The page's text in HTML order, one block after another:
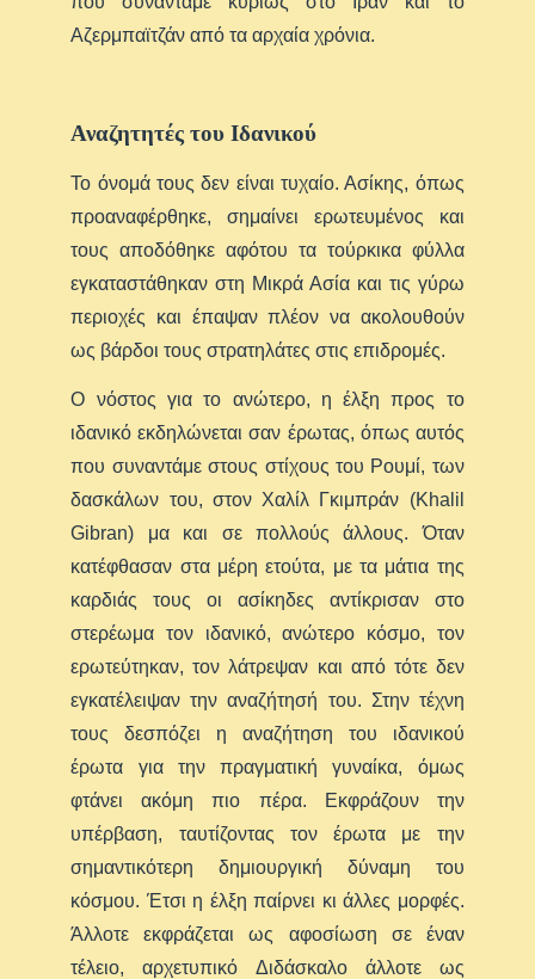
Αζερμπαϊτζάν από τα αρχαία χρόνια.
Αναζητητές του Ιδανικού
Το όνομά τους δεν είναι τυχαίο. Ασίκης, όπως
προαναφέρθηκε, σημαίνει ερωτευμένος και
τους αποδόθηκε αφότου τα τούρκικα φύλλα
εγκαταστάθηκαν στη Μικρά Ασία και τις γύρω
περιοχές και έπαψαν πλέον να ακολουθούν
ως βάρδοι τους στρατηλάτες στις επιδρομές.
O νόστος για το ανώτερο, η έλξη προς το
ιδανικό εκδηλώνεται σαν έρωτας, όπως αυτός
που συναντάμε στους στίχους του Ρουμί, των
δασκάλων του, στον Χαλίλ Γκιμπράν (Khalil
Gibran) μα και σε πολλούς άλλους. Όταν
κατέφθασαν στα μέρη ετούτα, με τα μάτια της
καρδιάς τους οι ασίκηδες αντίκρισαν στο
στερέωμα τον ιδανικό, ανώτερο κόσμο, τον
ερωτεύτηκαν, τον λάτρεψαν και από τότε δεν
εγκατέλειψαν την αναζήτησή του. Στην τέχνη
τους δεσπόζει η αναζήτηση του ιδανικού
έρωτα για την πραγματική γυναίκα, όμως
φτάνει ακόμη πιο πέρα. Εκφράζουν την
υπέρβαση, ταυτίζοντας τον έρωτα με την
σημαντικότερη δημιουργική δύναμη του
κόσμου. Έτσι η έλξη παίρνει κι άλλες μορφές.
Άλλοτε εκφράζεται ως αφοσίωση σε έναν
τέλειο, αρχετυπικό Διδάσκαλο άλλοτε ως